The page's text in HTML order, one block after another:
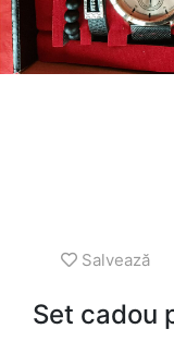
Salvează
Set cadou